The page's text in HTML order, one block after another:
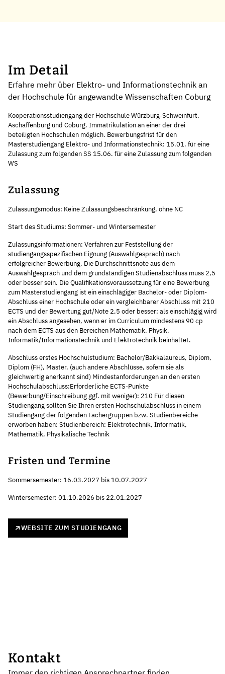
Im Detail
Erfahre mehr über Elektro- und Informationstechnik an
der Hochschule für angewandte Wissenschaften Coburg
Kooperationsstudiengang der Hochschule Würzburg-Schweinfurt,
Aschaffenburg und Coburg. Immatrikulation an einer der drei
beteiligten Hochschulen möglich. Bewerbungsfrist für den
Masterstudiengang Elektro- und Informationstechnik: 15.01. für eine
Zulassung zum folgenden SS 15.06. für eine Zulassung zum folgenden
WS
Zulassung
Zulassungsmodus: Keine Zulassungsbeschränkung, ohne NC
Start des Studiums: Sommer- und Wintersemester
Zulassungsinformationen: Verfahren zur Feststellung der
studiengangsspezifischen Eignung (Auswahlgespräch) nach
erfolgreicher Bewerbung. Die Durchschnittsnote aus dem
Auswahlgespräch und dem grundständigen Studienabschluss muss 2,5
oder besser sein. Die Qualifikationsvoraussetzung für eine Bewerbung
zum Masterstudiengang ist ein einschlägiger Bachelor- oder Diplom-
Abschluss einer Hochschule oder ein vergleichbarer Abschluss mit 210
ECTS und der Bewertung gut/Note 2,5 oder besser; als einschlägig wird
ein Abschluss angesehen, wenn er im Curriculum mindestens 90 cp
nach dem ECTS aus den Bereichen Mathematik, Physik,
Informatik/Informationstechnik und Elektrotechnik beinhaltet.
Abschluss erstes Hochschulstudium: Bachelor/Bakkalaureus, Diplom,
Diplom (FH), Master, (auch andere Abschlüsse, sofern sie als
gleichwertig anerkannt sind) Mindestanforderungen an den ersten
Hochschulabschluss:Erforderliche ECTS-Punkte
(Bewerbung/Einschreibung ggf. mit weniger): 210 Für diesen
Studiengang sollten Sie Ihren ersten Hochschulabschluss in einem
Studiengang der folgenden Fächergruppen bzw. Studienbereiche
erworben haben: Studienbereich: Elektrotechnik, Informatik,
Mathematik, Physikalische Technik
Fristen und Termine
Sommersemester: 16.03.2027 bis 10.07.2027
Wintersemester: 01.10.2026 bis 22.01.2027
WEBSITE ZUM STUDIENGANG
Kontakt